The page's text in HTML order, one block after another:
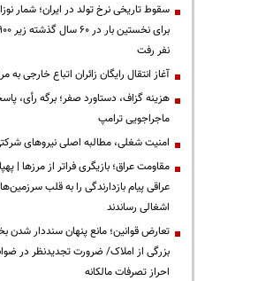
سقوط تاریخی نرخ تولد در ایران؛ شمار
نفر رفت
آغاز انتقال رایگان زائران اتباع خارجی به
هزینه گزاف، دستاورد صفر؛ برگه رأی،
ماجراجویی ترامپ
‌امنیت شغلی، مطالبه اصلی نیروهای
مقاومت عراق؛ بازیگری فراتر از مرزها |
عراقی پیام بازدارندگی را به قلب
اشغالی رساندند
تعارض قوانین؛ مانع پنهان سنددار شدن
بزرگی از املاک/ ضرورت تجدیدنظر در
احراز تصرفات مالکانه